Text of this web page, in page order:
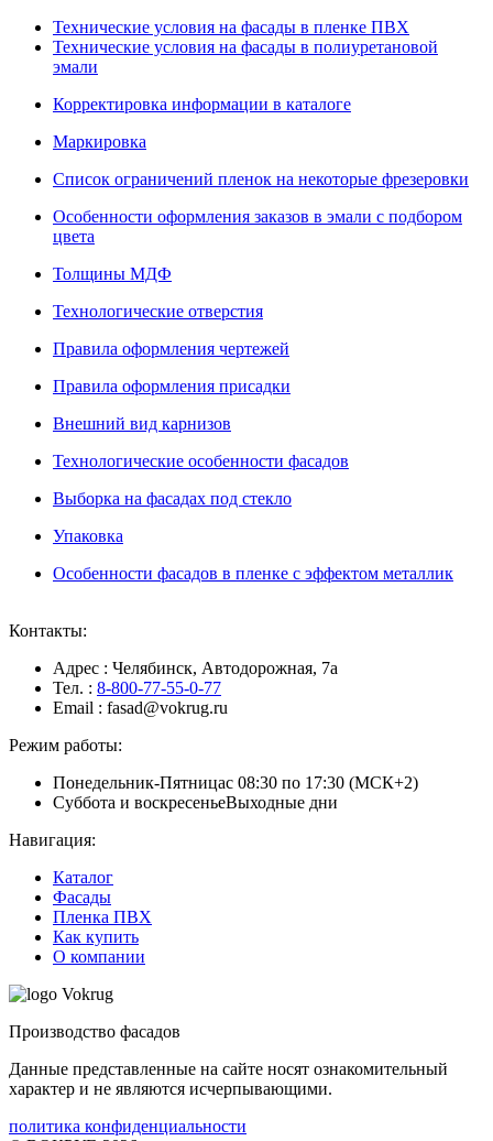
Технические условия на фасады в пленке ПВХ
Технические условия на фасады в полиуретановой
эмали
Корректировка информации в каталоге
Маркировка
Список ограничений пленок на некоторые фрезеровки
Особенности оформления заказов в эмали с подбором
цвета
Толщины МДФ
Технологические отверстия
Правила оформления чертежей
Правила оформления присадки
Внешний вид карнизов
Технологические особенности фасадов
Выборка на фасадах под стекло
Упаковка
Особенности фасадов в пленке с эффектом металлик
Контакты:
Адрес : Челябинск, Автодорожная, 7а
Тел. : 8-800-77-55-0-77
Email : fasad@vokrug.ru
Режим работы:
Понедельник-Пятницас 08:30 по 17:30 (МСК+2)
Суббота и воскресеньеВыходные дни
Навигация:
Каталог
Фасады
Пленка ПВХ
Как купить
О компании
Производство фасадов
Данные представленные на сайте носят ознакомительный
характер и не являются исчерпывающими.
политика конфиденциальности